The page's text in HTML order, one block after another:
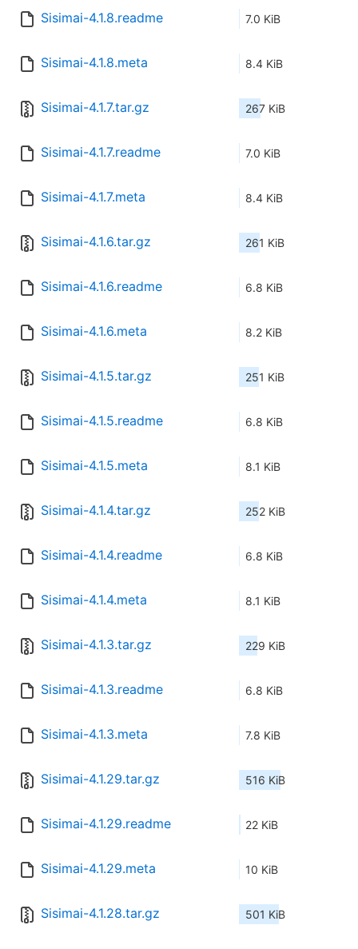
Sisimai-4.1.8.readme 7.0 KiB
Sisimai-4.1.8.meta 8.4 KiB
Sisimai-4.1.7.tar.gz 267 KiB
Sisimai-4.1.7.readme 7.0 KiB
Sisimai-4.1.7.meta 8.4 KiB
Sisimai-4.1.6.tar.gz 261 KiB
Sisimai-4.1.6.readme 6.8 KiB
Sisimai-4.1.6.meta 8.2 KiB
Sisimai-4.1.5.tar.gz 251 KiB
Sisimai-4.1.5.readme 6.8 KiB
Sisimai-4.1.5.meta 8.1 KiB
Sisimai-4.1.4.tar.gz 252 KiB
Sisimai-4.1.4.readme 6.8 KiB
Sisimai-4.1.4.meta 8.1 KiB
Sisimai-4.1.3.tar.gz 229 KiB
Sisimai-4.1.3.readme 6.8 KiB
Sisimai-4.1.3.meta 7.8 KiB
Sisimai-4.1.29.tar.gz 516 KiB
Sisimai-4.1.29.readme 22 KiB
Sisimai-4.1.29.meta 10 KiB
Sisimai-4.1.28.tar.gz 501 KiB